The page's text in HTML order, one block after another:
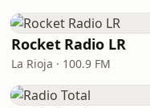
Rocket Radio LR
La Rioja · 100.9 FM